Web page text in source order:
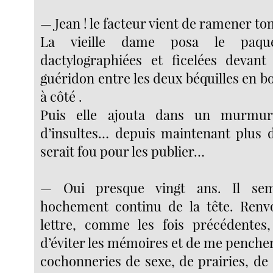
— Jean ! le facteur vient de ramener
La vieille dame posa le
dactylographiées et ficelées
guéridon entre les deux béquilles en
à côté .
Puis elle ajouta dans un
d’insultes… depuis maintenant plus
serait fou pour les publier…
— Oui presque vingt ans. Il
hochement continu de la tête.
lettre, comme les fois
d’éviter les mémoires et de me
cochonneries de sexe, de prairies, de